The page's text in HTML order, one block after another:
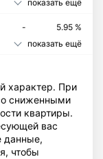
показать ещё
-
5.95 %
показать ещё
характер. При
сниженными
квартиры.
вас
данные,
чтобы